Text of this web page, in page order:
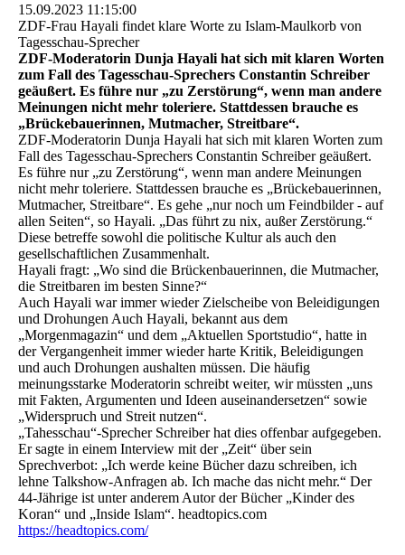
15.09.2023 11:15:00
ZDF-Frau Hayali findet klare Worte zu Islam-Maulkorb von
Tagesschau-Sprecher
ZDF-Moderatorin Dunja Hayali hat sich mit klaren Worten
zum Fall des Tagesschau-Sprechers Constantin Schreiber
geäußert. Es führe nur „zu Zerstörung“, wenn man andere
Meinungen nicht mehr toleriere. Stattdessen brauche es
„Brückebauerinnen, Mutmacher, Streitbare“.
ZDF-Moderatorin Dunja Hayali hat sich mit klaren Worten zum
Fall des Tagesschau-Sprechers Constantin Schreiber geäußert.
Es führe nur „zu Zerstörung“, wenn man andere Meinungen
nicht mehr toleriere. Stattdessen brauche es „Brückebauerinnen,
Mutmacher, Streitbare“. Es gehe „nur noch um Feindbilder - auf
allen Seiten“, so Hayali. „Das führt zu nix, außer Zerstörung.“
Diese betreffe sowohl die politische Kultur als auch den
gesellschaftlichen Zusammenhalt.
Hayali fragt: „Wo sind die Brückenbauerinnen, die Mutmacher,
die Streitbaren im besten Sinne?“
Auch Hayali war immer wieder Zielscheibe von Beleidigungen
und Drohungen Auch Hayali, bekannt aus dem
„Morgenmagazin“ und dem „Aktuellen Sportstudio“, hatte in
der Vergangenheit immer wieder harte Kritik, Beleidigungen
und auch Drohungen aushalten müssen. Die häufig
meinungsstarke Moderatorin schreibt weiter, wir müssten „uns
mit Fakten, Argumenten und Ideen auseinandersetzen“ sowie
„Widerspruch und Streit nutzen“.
„Tahesschau“-Sprecher Schreiber hat dies offenbar aufgegeben.
Er sagte in einem Interview mit der „Zeit“ über sein
Sprechverbot: „Ich werde keine Bücher dazu schreiben, ich
lehne Talkshow-Anfragen ab. Ich mache das nicht mehr.“ Der
44-Jährige ist unter anderem Autor der Bücher „Kinder des
Koran“ und „Inside Islam“. headtopics.com
https://headtopics.com/